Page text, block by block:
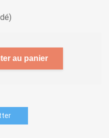
au panier